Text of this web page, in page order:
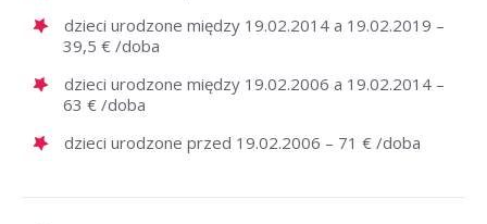
dzieci urodzone między 19.02.2014 a 19.02.2019 –
39,5 € /doba
dzieci urodzone między 19.02.2006 a 19.02.2014 –
63 € /doba
dzieci urodzone przed 19.02.2006 – 71 € /doba